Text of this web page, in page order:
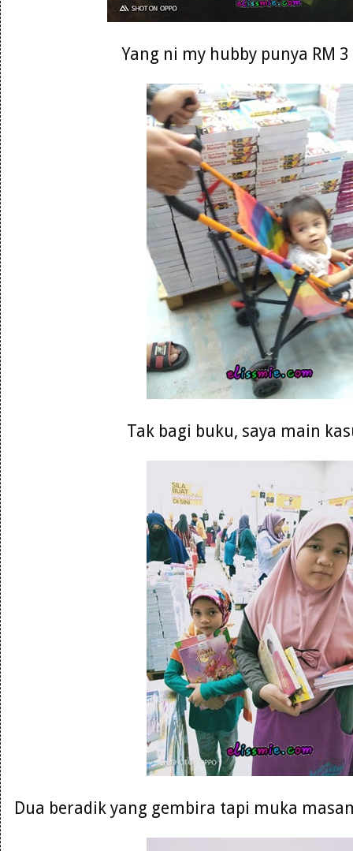
Yang ni my hubby punya RM
Tak bagi buku, saya main
Dua beradik yang gembira tapi muka